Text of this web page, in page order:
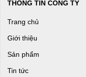
THÔNG TIN CÔNG TY
Trang chủ
Giới thiệu
Sản phẩm
Tin tức